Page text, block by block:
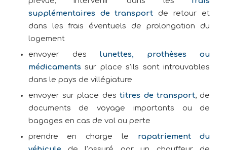
supplémentaires de transport de retour et
dans les frais éventuels de prolongation du
logement
envoyer des lunettes, prothèses ou
médicamentssur place s’ils sont introuvables
dans le pays de villégiature
envoyer sur place destitres de transport, de
documents de voyage importants ou de
bagages en cas de vol ou perte
prendre en charge le rapatriement du